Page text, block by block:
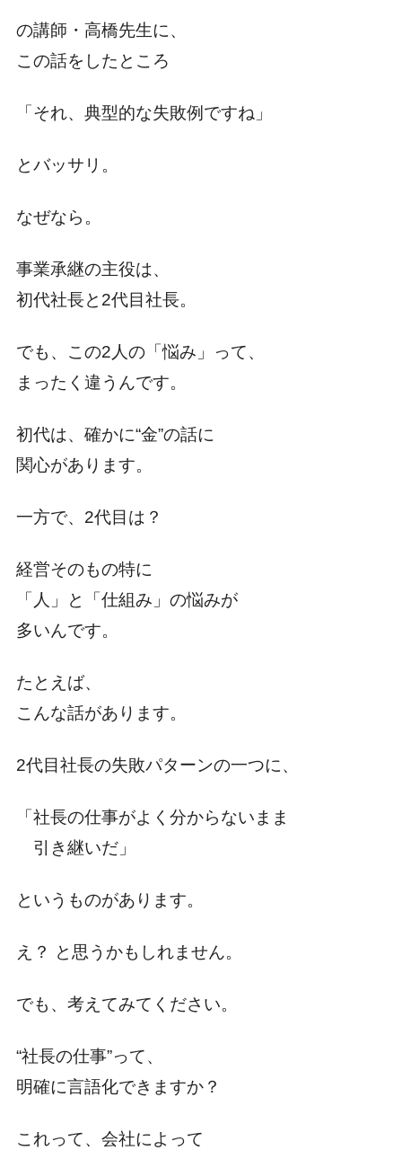
の講師・高橋先生に、
この話をしたところ
「それ、典型的な失敗例ですね」
とバッサリ。
なぜなら。
事業承継の主役は、
初代社長と2代目社長。
でも、この2人の「悩み」って、
まったく違うんです。
初代は、確かに“金”の話に
関心があります。
一方で、2代目は？
経営そのもの特に
「人」と「仕組み」の悩みが
多いんです。
たとえば、
こんな話があります。
2代目社長の失敗パターンの一つに、
「社長の仕事がよく分からないまま
引き継いだ」
というものがあります。
え？ と思うかもしれません。
でも、考えてみてください。
“社長の仕事”って、
明確に言語化できますか？
これって、会社によって